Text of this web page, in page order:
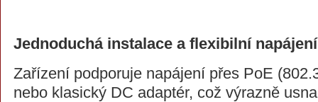
Jednoduchá instalace a flexibilní napájení
Zařízení podporuje napájení přes PoE
nebo klasický DC adaptér, což výrazně